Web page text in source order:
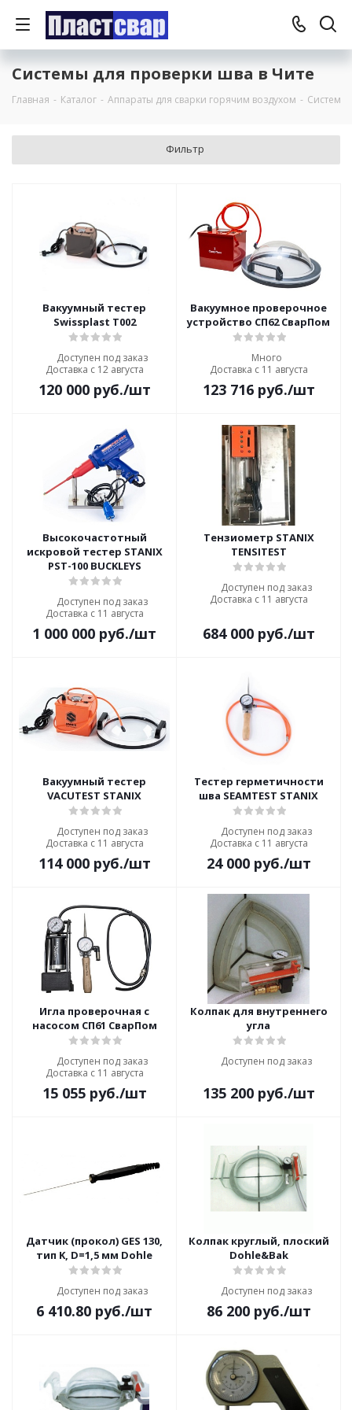
Системы для проверки шва в Чите
Главная - Каталог - Аппараты для сварки горячим воздухом - Системы
Фильтр
Вакуумный тестер
Swissplast T002
Доступен под заказ
Доставка с 12 августа
120 000руб./шт
Вакуумное проверочное
устройство СП62 СварПом
Много
Доставка с 11 августа
123 716руб./шт
Высокочастотный
искровой тестер STANIX
PST-100 BUCKLEYS
Доступен под заказ
Доставка с 11 августа
1 000 000 руб./шт
Тензиометр STANIX
TENSITEST
Доступен под заказ
Доставка с 11 августа
684 000руб./шт
Вакуумный тестер
VACUTEST STANIX
Доступен под заказ
Доставка с 11 августа
114 000руб./шт
Тестер герметичности
шва SEAMTEST STANIX
Доступен под заказ
Доставка с 11 августа
24 000руб./шт
Игла проверочная с
насосом СП61 СварПом
Доступен под заказ
Доставка с 11 августа
15 055руб./шт
Колпак для внутреннего
угла
Доступен под заказ
135 200руб./шт
Датчик (прокол) GES 130,
тип K, D=1,5 мм Dohle
Доступен под заказ
6 410.80 руб./шт
Колпак круглый, плоский
Dohle&Bak
Доступен под заказ
86 200руб./шт